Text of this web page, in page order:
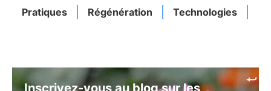
Pratiques Régénération Technologies
Inscrivez-vous au blog sur les